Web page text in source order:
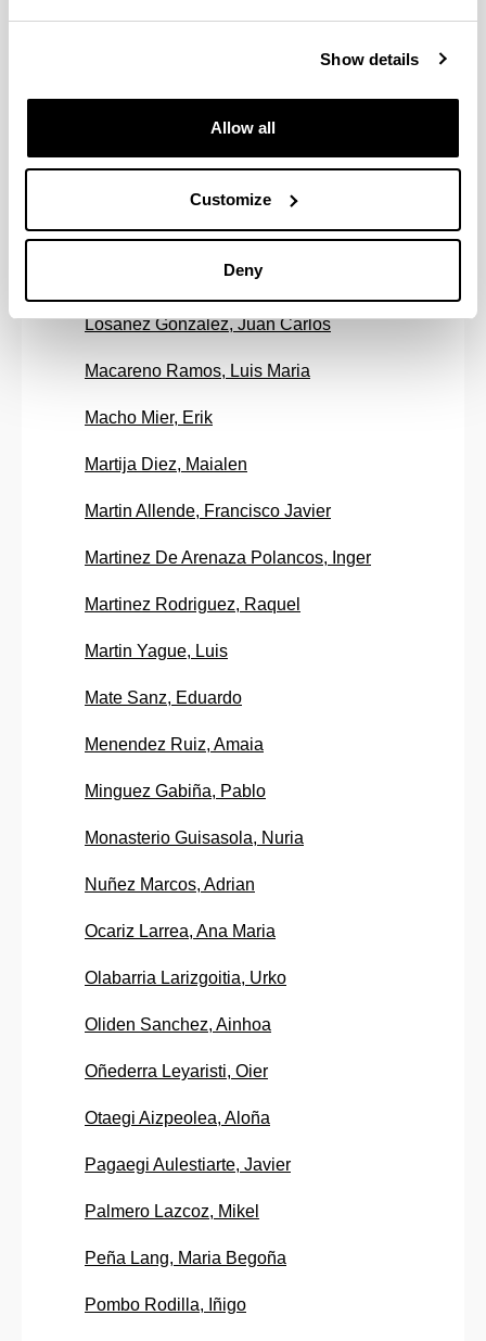
Show details
Allow all
Customize
Deny
Lejardi Meavebasterrechea, Ainhoa
Lopez Zorrilla, Jon
Loroño Apraiz, Eider
Losañez Gonzalez, Juan Carlos
Macareno Ramos, Luis Maria
Macho Mier, Erik
Martija Diez, Maialen
Martin Allende, Francisco Javier
Martinez De Arenaza Polancos, Inger
Martinez Rodriguez, Raquel
Martin Yague, Luis
Mate Sanz, Eduardo
Menendez Ruiz, Amaia
Minguez Gabiña, Pablo
Monasterio Guisasola, Nuria
Nuñez Marcos, Adrian
Ocariz Larrea, Ana Maria
Olabarria Larizgoitia, Urko
Oliden Sanchez, Ainhoa
Oñederra Leyaristi, Oier
Otaegi Aizpeolea, Aloña
Pagaegi Aulestiarte, Javier
Palmero Lazcoz, Mikel
Peña Lang, Maria Begoña
Pombo Rodilla, Iñigo